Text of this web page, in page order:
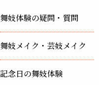
舞妓体験の疑問・質問
舞妓メイク・芸妓メイク
記念日の舞妓体験